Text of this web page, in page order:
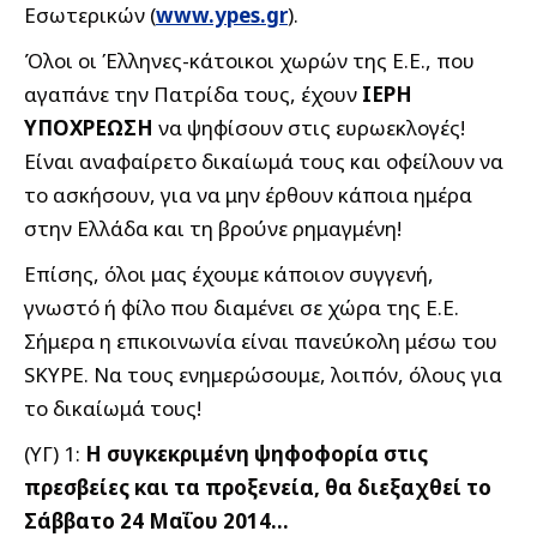
Εσωτερικών (www.ypes.gr).
Όλοι οι Έλληνες-κάτοικοι χωρών της Ε.Ε., που
αγαπάνε την Πατρίδα τους, έχουν ΙΕΡΗ
ΥΠΟΧΡΕΩΣΗ να ψηφίσουν στις ευρωεκλογές!
Είναι αναφαίρετο δικαίωμά τους και οφείλουν να
το ασκήσουν, για να μην έρθουν κάποια ημέρα
στην Ελλάδα και τη βρούνε ρημαγμένη!
Επίσης, όλοι μας έχουμε κάποιον συγγενή,
γνωστό ή φίλο που διαμένει σε χώρα της Ε.Ε.
Σήμερα η επικοινωνία είναι πανεύκολη μέσω του
SKYPE. Να τους ενημερώσουμε, λοιπόν, όλους για
το δικαίωμά τους!
(ΥΓ) 1: Η συγκεκριμένη ψηφοφορία στις
πρεσβείες και τα προξενεία, θα διεξαχθεί το
Σάββατο 24 Μαΐου 2014…